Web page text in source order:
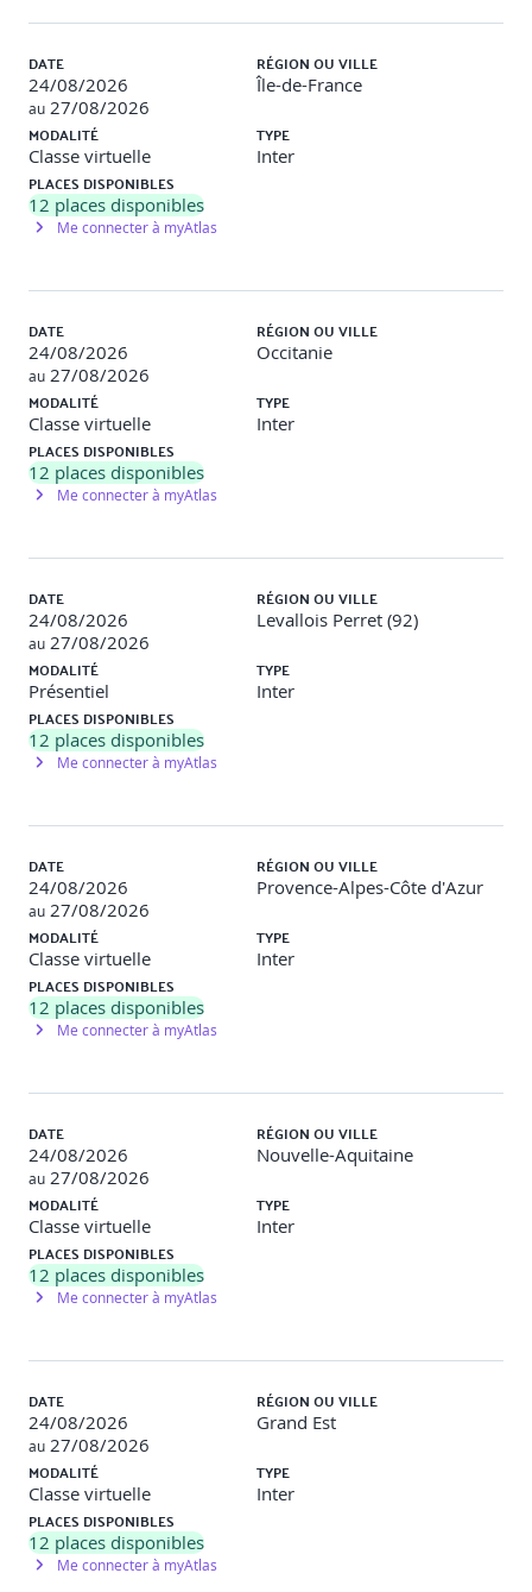
mobiles.
Jour 2
Développement mobile Web avec HTML, CSS et
JavaScript
Choix des éditeurs, navigateurs et simulateurs.
Configuration d’un serveur de développement local.
Rappels sur les gestionnaires de paquets (npm, pnpm…)
Rappels sur les langages du Web
CSS responsive et media queries.
JavaScript moderne (ES6) et manipulation du DOM.
Les API Web utiles pour le mobile
Stockage côté client avec localStorage, sessionStorage et
IndexedDB.
Créer une Progressive Web App (PWA)
Mise en place des Service Workers pour la gestion du
cache.
Fonctionnement en mode hors ligne et synchronisation
différée.
Envoi de notifications push.
Stockage des données dans une PWA
Utilisation d’IndexedDB et de la Cache API.
Bonnes pratiques de stockage pour les usages mobiles.
Cartographie et géolocalisation
DATE
24/08/2026
au 27/08/2026
RÉGION OU VILLE
Île-de-France
MODALITÉ
Classe virtuelle
TYPE
Inter
PLACES DISPONIBLES
12 places disponibles
Me connecter à myAtlas
DATE
24/08/2026
au 27/08/2026
RÉGION OU VILLE
Occitanie
MODALITÉ
Classe virtuelle
TYPE
Inter
PLACES DISPONIBLES
12 places disponibles
Me connecter à myAtlas
DATE
24/08/2026
au 27/08/2026
RÉGION OU VILLE
Levallois Perret (92)
MODALITÉ
Présentiel
TYPE
Inter
PLACES DISPONIBLES
12 places disponibles
Me connecter à myAtlas
DATE
24/08/2026
au 27/08/2026
RÉGION OU VILLE
Provence-Alpes-Côte d'Azur
MODALITÉ
Classe virtuelle
TYPE
Inter
PLACES DISPONIBLES
12 places disponibles
Me connecter à myAtlas
DATE
24/08/2026
au 27/08/2026
RÉGION OU VILLE
Nouvelle-Aquitaine
MODALITÉ
Classe virtuelle
TYPE
Inter
PLACES DISPONIBLES
12 places disponibles
Me connecter à myAtlas
DATE
24/08/2026
au 27/08/2026
RÉGION OU VILLE
Grand Est
MODALITÉ
Classe virtuelle
TYPE
Inter
PLACES DISPONIBLES
12 places disponibles
Me connecter à myAtlas